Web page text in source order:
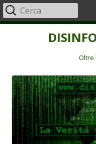
Oltre
Menu
principale
per: